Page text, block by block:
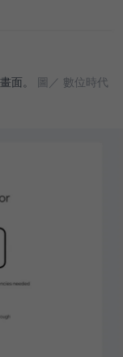
面。 圖／ 數位時代